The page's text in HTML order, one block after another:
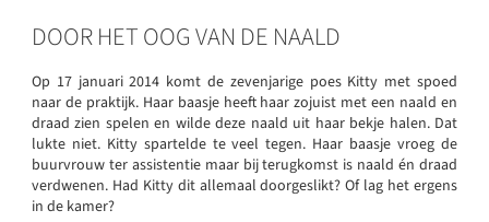
DOOR HET OOG VAN DE NAALD
Op 17 januari 2014 komt de zevenjarige poes Kitty met spoed
naar de praktijk. Haar baasje heeft haar zojuist met een naald en
draad zien spelen en wilde deze naald uit haar bekje halen. Dat
lukte niet. Kitty spartelde te veel tegen. Haar baasje vroeg de
buurvrouw ter assistentie maar bij terugkomst is naald én draad
verdwenen. Had Kitty dit allemaal doorgeslikt? Of lag het ergens
in de kamer?